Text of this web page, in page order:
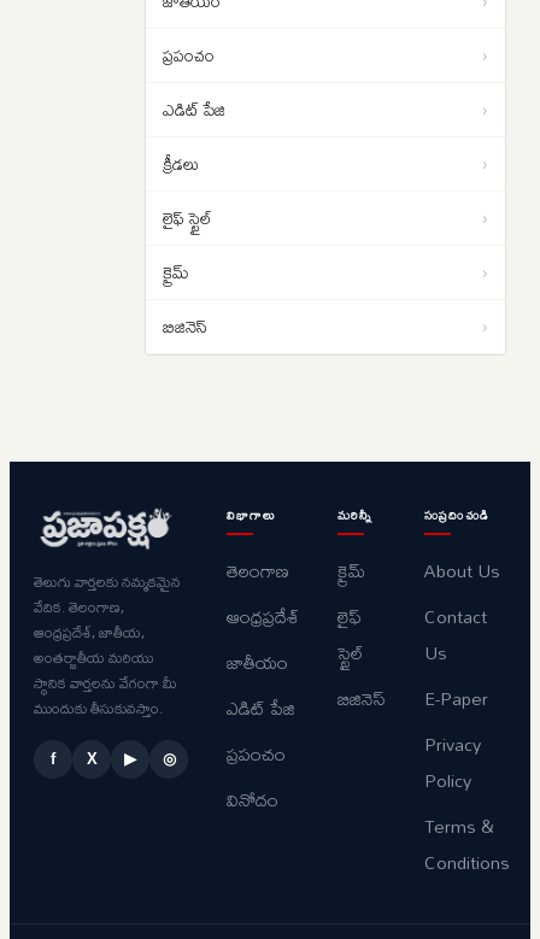
ప్రపంచం ›
ఎడిట్ పేజి ›
క్రీడలు ›
లైఫ్ స్టైల్ ›
క్రైమ్ ›
బిజినెస్ ›
తెలుగు వార్తలకు నమ్మకమైన
వేదిక. తెలంగాణ,
ఆంధ్రప్రదేశ్, జాతీయ,
అంతర్జాతీయ మరియు
స్థానిక వార్తలను వేగంగా మీ
ముందుకు తీసుకువస్తాం.
f X ▶ ◎
విభాగాలు
తెలంగాణ
ఆంధ్రప్రదేశ్
జాతీయం
ఎడిట్ పేజి
ప్రపంచం
వినోదం
మరిన్నీ
క్రైమ్
లైఫ్
స్టైల్
బిజినెస్
సంప్రదించండి
About Us
Contact
Us
E-Paper
Privacy
Policy
Terms &
Conditions